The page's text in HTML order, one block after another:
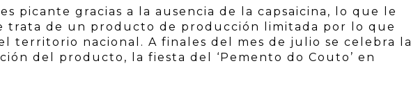
picante gracias a la ausencia de la capsaicina, lo que le
trata de un producto de producción limitada por lo que
territorio nacional. A finales del mes de julio se celebra la
del producto, la fiesta del ‘Pemento do Couto’ en